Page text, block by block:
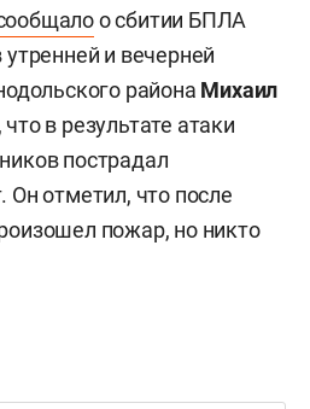
о сбитии БПЛА
и вечерней
района Михаил
, что в результате атаки
пострадал
Он отметил, что после
пожар, но никто